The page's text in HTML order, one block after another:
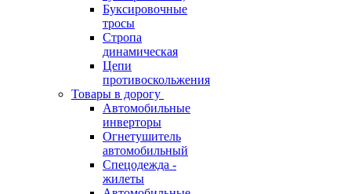
Буксировочные
тросы
Стропа
динамическая
Цепи
противоскольжения
Товары в дорогу
Автомобильные
инверторы
Огнетушитель
автомобильный
Спецодежда -
жилеты